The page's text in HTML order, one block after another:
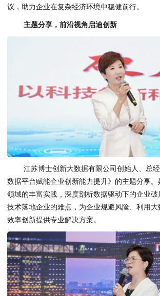
议，助力企业在复杂经济环境中稳健前行。
主题分享，前沿视角启迪创新
江苏博士创新大数据有限公司创始人、总
数据平台赋能企业创新能力提升》的主题分享
领域的丰富实践，深度剖析数据驱动下的企业
技术落地企业的难点，为企业规避风险、利用
效率创新提供专业解决方案。